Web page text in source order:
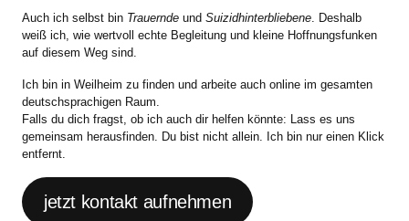
Auch ich selbst bin Trauernde und Suizidhinterbliebene. Deshalb
weiß ich, wie wertvoll echte Begleitung und kleine Hoffnungsfunken
auf diesem Weg sind.
Ich bin in Weilheim zu finden und arbeite auch online im gesamten
deutschsprachigen Raum.
Falls du dich fragst, ob ich auch dir helfen könnte: Lass es uns
gemeinsam herausfinden. Du bist nicht allein. Ich bin nur einen Klick
entfernt.
jetzt kontakt aufnehmen